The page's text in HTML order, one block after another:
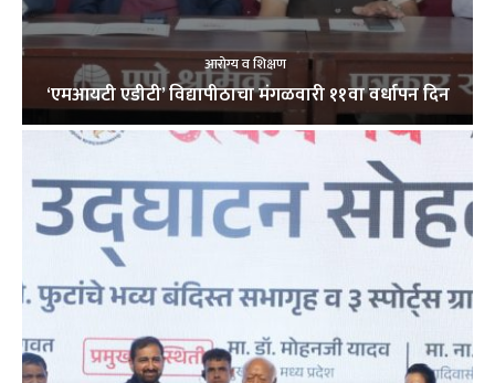
आरोग्य व शिक्षण
‘एमआयटी एडीटी’ विद्यापीठाचा मंगळवारी ११वा वर्धापन दिन